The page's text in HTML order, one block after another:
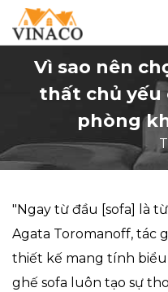
Vì sao nên
thất chủ yếu
phòng
"Ngay từ đầu [sofa] là
Agata Toromanoff, tác
thiết kế mang tính
ghế sofa luôn tạo sự